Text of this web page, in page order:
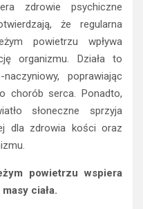
zdrowie psychiczne
że regularna
powietrzu wpływa
organizmu. Działa to
poprawiając
chorób serca. Ponadto,
słoneczne sprzyja
dla zdrowia kości oraz
powietrzu wspiera
ciała.